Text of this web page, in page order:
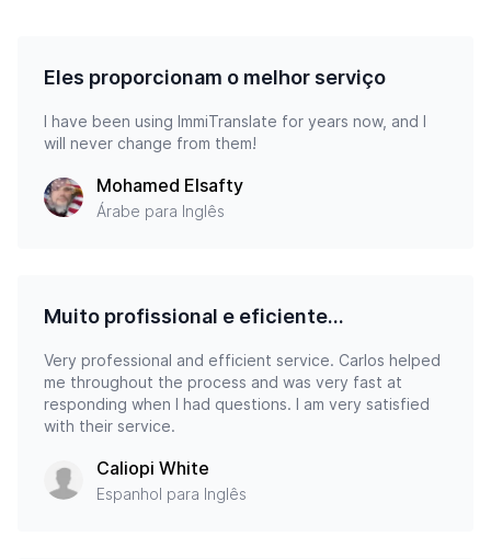
Eles proporcionam o melhor serviço
I have been using ImmiTranslate for years now, and I
will never change from them!
Mohamed Elsafty
Árabe para Inglês
Muito profissional e eficiente...
Very professional and efficient service. Carlos helped
me throughout the process and was very fast at
responding when I had questions. I am very satisfied
with their service.
Caliopi White
Espanhol para Inglês